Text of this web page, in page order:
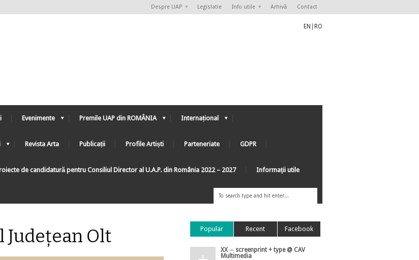
Despre UAP Legislatie Info utile Arhivă Contact
EN RO
Evenimente Premile UAP din ROMÂNIA Internațional
Revista Arta Publicații Profile Artiști Parteneriate GDPR
de candidatură pentru Consiliul Director al U.A.P. din România 2022 – 2027 Informaţii utile
Județean Olt Popular Recent Facebook
XX ─ screenprint + type @ CAV
Multimedia